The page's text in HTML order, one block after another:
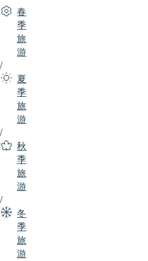
春
季
旅
游
/
夏
季
旅
游
/
秋
季
旅
游
/
冬
季
旅
游